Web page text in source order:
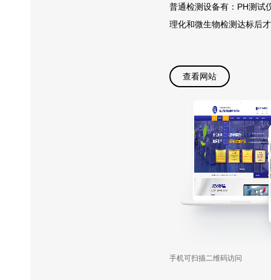
普通检测设备有：PH测试
理化和微生物检测达标后
查看网站
手机可扫描二维码访问